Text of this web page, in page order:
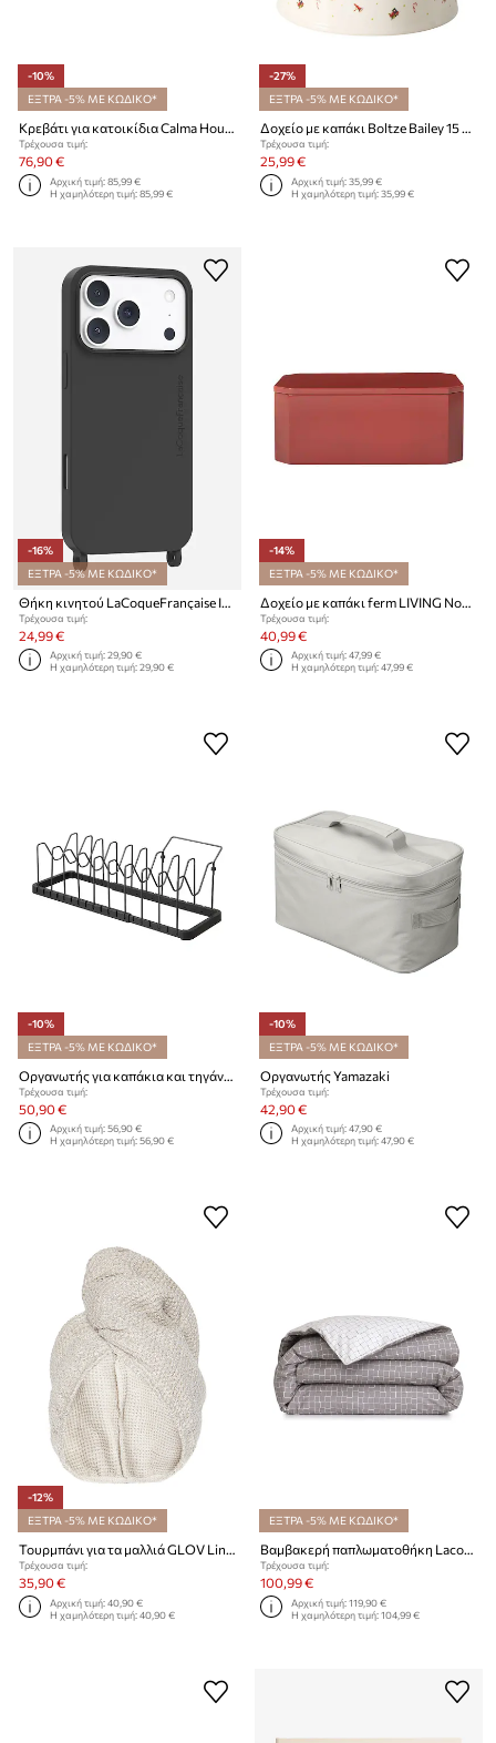
-10%
ΕΞΤΡΑ -5% ΜΕ ΚΩΔΙΚΟ*
Κρεβάτι για κατοικίδια Calma House 87 x 58 x 25 cm
Τρέχουσα τιμή:
76,90 €
Αρχική τιμή:85,99 €
Η χαμηλότερη τιμή:85,99 €
-27%
ΕΞΤΡΑ -5% ΜΕ ΚΩΔΙΚΟ*
Δοχείο με καπάκι Boltze Bailey 15 x 18 cm
Τρέχουσα τιμή:
25,99 €
Αρχική τιμή:35,99 €
Η χαμηλότερη τιμή:35,99 €
-16%
ΕΞΤΡΑ -5% ΜΕ ΚΩΔΙΚΟ*
Τρέχουσα τιμή:
24,99 €
Αρχική τιμή:29,90 €
Η χαμηλότερη τιμή:29,90 €
-14%
ΕΞΤΡΑ -5% ΜΕ ΚΩΔΙΚΟ*
Τρέχουσα τιμή:
40,99 €
Αρχική τιμή:47,99 €
Η χαμηλότερη τιμή:47,99 €
-10%
ΕΞΤΡΑ -5% ΜΕ ΚΩΔΙΚΟ*
Οργανωτής για καπάκια και τηγάνια, αναδιπλούμενος Yamazaki Tower 45-82 x 20 x 17,5 cm
Τρέχουσα τιμή:
50,90 €
Αρχική τιμή:56,90 €
Η χαμηλότερη τιμή:56,90 €
-10%
ΕΞΤΡΑ -5% ΜΕ ΚΩΔΙΚΟ*
Οργανωτής Yamazaki
Τρέχουσα τιμή:
42,90 €
Αρχική τιμή:47,90 €
Η χαμηλότερη τιμή:47,90 €
-12%
ΕΞΤΡΑ -5% ΜΕ ΚΩΔΙΚΟ*
Τουρμπάνι για τα μαλλιά GLOV Linen Hair Wrap
Τρέχουσα τιμή:
35,90 €
Αρχική τιμή:40,90 €
Η χαμηλότερη τιμή:40,90 €
ΕΞΤΡΑ -5% ΜΕ ΚΩΔΙΚΟ*
Βαμβακερή παπλωματοθήκη Lacoste L BLOCK Greige 140 x 200 cm
Τρέχουσα τιμή:
100,99 €
Αρχική τιμή:119,90 €
Η χαμηλότερη τιμή:104,99 €